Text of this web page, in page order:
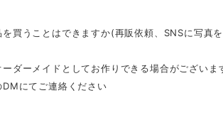
買うことはできますか(再販依頼、SNSに写真
ダーメイドとしてお作りできる場合がございま
にてご連絡ください